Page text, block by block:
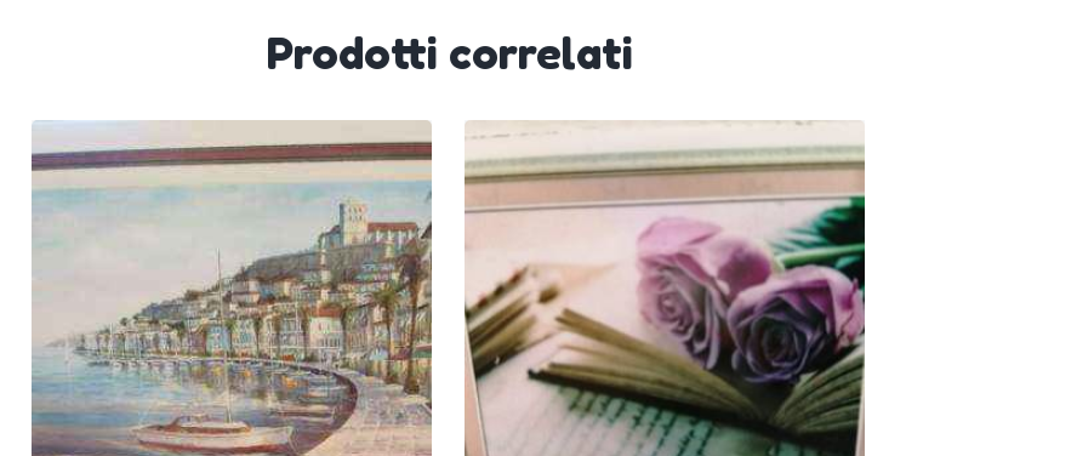
Prodotti correlati